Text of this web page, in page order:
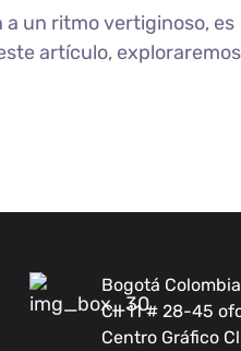
a un ritmo vertiginoso, es
artículo,
Bogotá Colombia
Cll 11 # 28-45
Centro Gráfico